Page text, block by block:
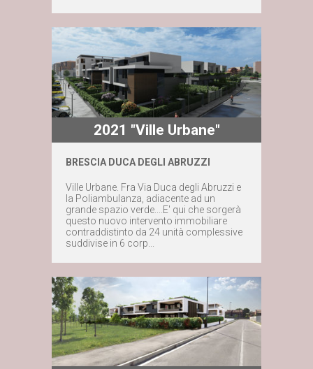
Maggiori dettagli
Contattaci subito
2021 "Ville Urbane"
BRESCIA DUCA DEGLI ABRUZZI
Ville Urbane. Fra Via Duca degli Abruzzi e
la Poliambulanza, adiacente ad un
grande spazio verde....E' qui che sorgerà
questo nuovo intervento immobiliare
contraddistinto da 24 unità complessive
suddivise in 6 corp...